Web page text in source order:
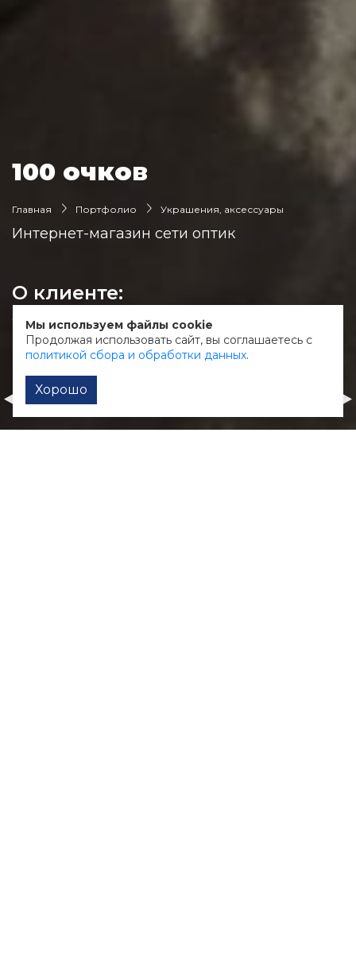
100 очков
Главная Портфолио Украшения, аксессуары
Интернет-магазин сети оптик
О клиенте:
Сеть оптик с обширным ассортиментом в
г.Калуге
Мебель-ер
Корпоративный сайт
Мы используем файлы cookie
Продолжая использовать сайт, вы соглашаетесь с
политикой сбора и обработки данных.
Хорошо